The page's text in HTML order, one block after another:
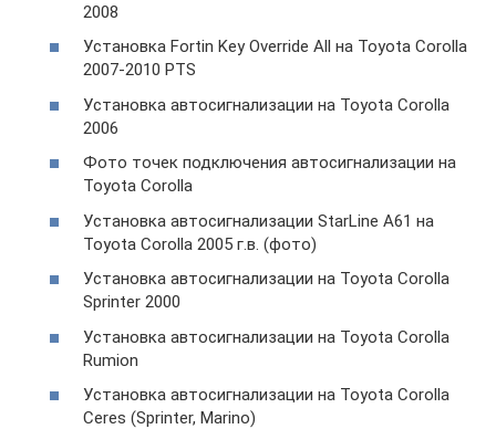
2008
Установка Fortin Key Override All на Toyota Corolla
2007-2010 PTS
Установка автосигнализации на Toyota Corolla
2006
Фото точек подключения автосигнализации на
Toyota Corolla
Установка автосигнализации StarLine A61 на
Toyota Corolla 2005 г.в. (фото)
Установка автосигнализации на Toyota Corolla
Sprinter 2000
Установка автосигнализации на Toyota Corolla
Rumion
Установка автосигнализации на Toyota Corolla
Ceres (Sprinter, Marino)